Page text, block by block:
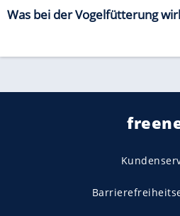
Was bei der Vogelfütterung